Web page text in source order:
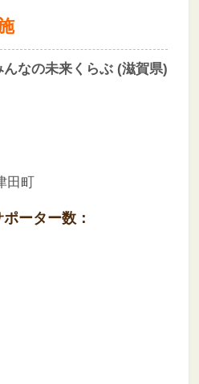
んなの未来くらぶ (滋賀県)
田町
ーター数：